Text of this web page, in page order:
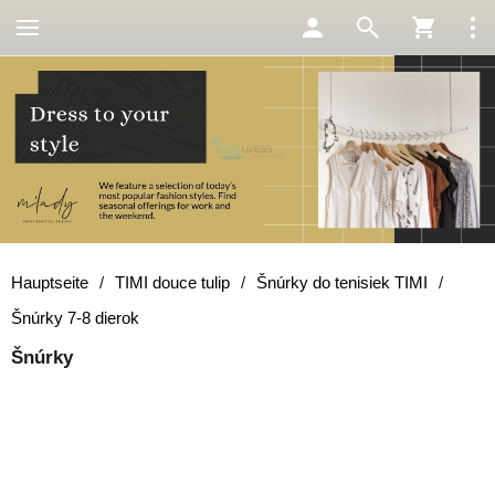
Hauptseite / TIMI douce tulip / Šnúrky do tenisiek TIMI
/
Šnúrky 7-8 dierok
Šnúrky